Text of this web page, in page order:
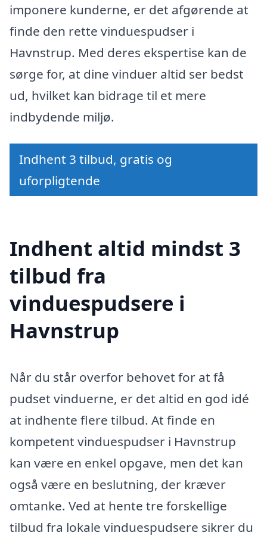
imponere kunderne, er det afgørende at
finde den rette vinduespudser i
Havnstrup. Med deres ekspertise kan de
sørge for, at dine vinduer altid ser bedst
ud, hvilket kan bidrage til et mere
indbydende miljø.
Indhent 3 tilbud, gratis og
uforpligtende
Indhent altid mindst 3
tilbud fra
vinduespudsere i
Havnstrup
Når du står overfor behovet for at få
pudset vinduerne, er det altid en god idé
at indhente flere tilbud. At finde en
kompetent vinduespudser i Havnstrup
kan være en enkel opgave, men det kan
også være en beslutning, der kræver
omtanke. Ved at hente tre forskellige
tilbud fra lokale vinduespudsere sikrer du